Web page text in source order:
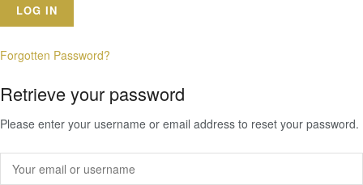
Forgotten Password?
Retrieve your password
Please enter your username or email address to reset your password.